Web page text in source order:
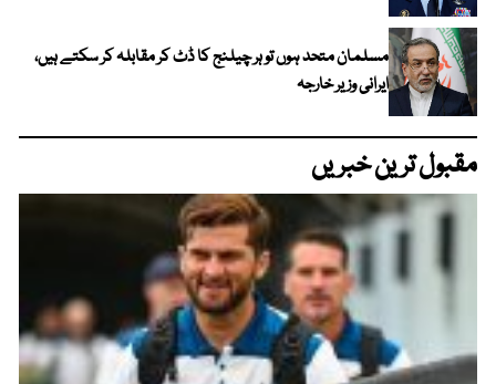
مسلمان متحد ہوں تو ہر چیلنج کا ڈٹ کر مقابلہ کر سکتے ہیں،
ایرانی وزیر خارجہ
مقبول ترین خبریں